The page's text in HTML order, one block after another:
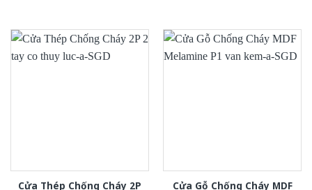
Cửa Thép Chống Cháy 2P Cửa Gỗ Chống Cháy MDF